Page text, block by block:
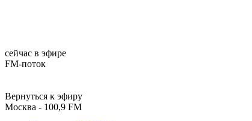
сейчас в эфире
FM-поток
Вернуться к эфиру
Москва - 100,9 FM